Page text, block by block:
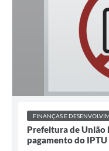
FINANÇAS E
Prefeitura de União
pagamento do